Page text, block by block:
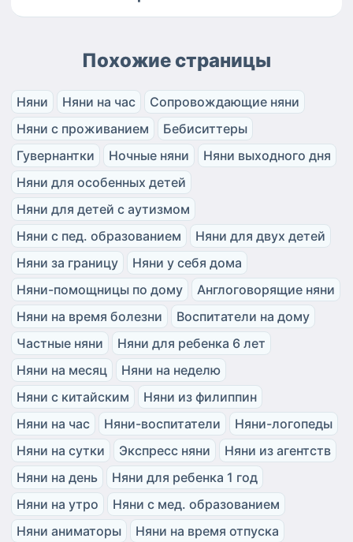
Похожие страницы
Няни Няни на час
Сопровождающие няни
Няни с проживанием
Бебиситтеры
Гувернантки
Ночные няни
Няни выходного дня
Няни для особенных детей
Няни для детей с аутизмом
Няни с пед. образованием
Няни для двух детей
Няни за границу
Няни у себя дома
Няни-помощницы по дому
Англоговорящие няни
Няни на время болезни
Воспитатели на дому
Частные няни
Няни для ребенка 6 лет
Няни на месяц
Няни на неделю
Няни с китайским
Няни из филиппин
Няни на час
Няни-воспитатели
Няни-логопеды
Няни на сутки
Экспресс няни
Няни из агентств
Няни на день
Няни для ребенка 1 год
Няни на утро
Няни с мед. образованием
Няни аниматоры
Няни на время отпуска